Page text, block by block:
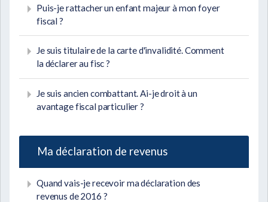
Puis-je rattacher un enfant majeur à mon foyer
fiscal ?
Je suis titulaire de la carte d'invalidité. Comment
la déclarer au fisc ?
Je suis ancien combattant. Ai-je droit à un
avantage fiscal particulier ?
Ma déclaration de revenus
Quand vais-je recevoir ma déclaration des
revenus de 2016 ?